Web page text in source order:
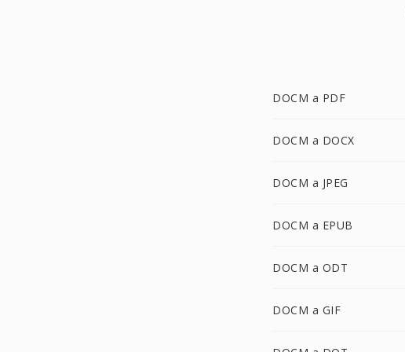
DOCM a PDF
DOCM a DOCX
DOCM a JPEG
DOCM a EPUB
DOCM a ODT
DOCM a GIF